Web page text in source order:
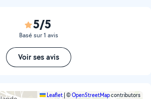
5/5
Basé sur 1 avis
Voir ses avis
Leaflet ©OpenStreetMapcontributors